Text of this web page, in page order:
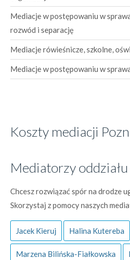
Mediacje w postępowaniu w
rozwód i separację
Mediacje rówieśnicze, szkolne,
Mediacje w postępowaniu w
Koszty mediacji
Mediatorzy
Chcesz rozwiązać spór na drodze
Skorzystaj z pomocy naszych
Jacek Kieruj Halina Kutereba
Marzena Bilińska-Fiałkowska